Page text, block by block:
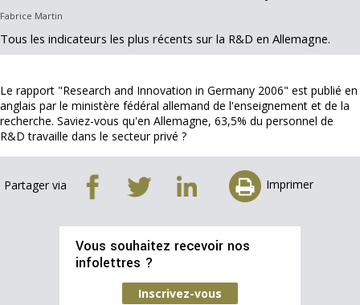
Fabrice Martin
Tous les indicateurs les plus récents sur la R&D en Allemagne.
Le rapport "Research and Innovation in Germany 2006" est publié en
anglais par le ministère fédéral allemand de l'enseignement et de la
recherche. Saviez-vous qu'en Allemagne, 63,5% du personnel de
R&D travaille dans le secteur privé ?
Partager via Imprimer
Vous souhaitez recevoir nos
infolettres ?
Inscrivez-vous